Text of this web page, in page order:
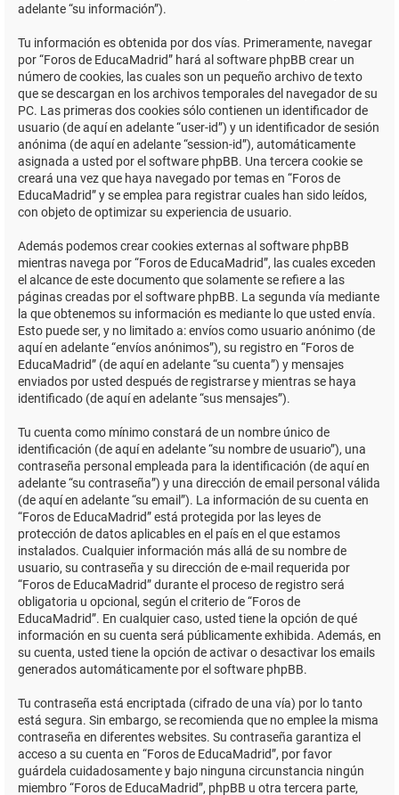
adelante “su información”).
Tu información es obtenida por dos vías. Primeramente, navegar
por “Foros de EducaMadrid” hará al software phpBB crear un
número de cookies, las cuales son un pequeño archivo de texto
que se descargan en los archivos temporales del navegador de su
PC. Las primeras dos cookies sólo contienen un identificador de
usuario (de aquí en adelante “user-id”) y un identificador de sesión
anónima (de aquí en adelante “session-id”), automáticamente
asignada a usted por el software phpBB. Una tercera cookie se
creará una vez que haya navegado por temas en “Foros de
EducaMadrid” y se emplea para registrar cuales han sido leídos,
con objeto de optimizar su experiencia de usuario.
Además podemos crear cookies externas al software phpBB
mientras navega por “Foros de EducaMadrid”, las cuales exceden
el alcance de este documento que solamente se refiere a las
páginas creadas por el software phpBB. La segunda vía mediante
la que obtenemos su información es mediante lo que usted envía.
Esto puede ser, y no limitado a: envíos como usuario anónimo (de
aquí en adelante “envíos anónimos”), su registro en “Foros de
EducaMadrid” (de aquí en adelante “su cuenta”) y mensajes
enviados por usted después de registrarse y mientras se haya
identificado (de aquí en adelante “sus mensajes”).
Tu cuenta como mínimo constará de un nombre único de
identificación (de aquí en adelante “su nombre de usuario”), una
contraseña personal empleada para la identificación (de aquí en
adelante “su contraseña”) y una dirección de email personal válida
(de aquí en adelante “su email”). La información de su cuenta en
“Foros de EducaMadrid” está protegida por las leyes de
protección de datos aplicables en el país en el que estamos
instalados. Cualquier información más allá de su nombre de
usuario, su contraseña y su dirección de e-mail requerida por
“Foros de EducaMadrid” durante el proceso de registro será
obligatoria u opcional, según el criterio de “Foros de
EducaMadrid”. En cualquier caso, usted tiene la opción de qué
información en su cuenta será públicamente exhibida. Además, en
su cuenta, usted tiene la opción de activar o desactivar los emails
generados automáticamente por el software phpBB.
Tu contraseña está encriptada (cifrado de una vía) por lo tanto
está segura. Sin embargo, se recomienda que no emplee la misma
contraseña en diferentes websites. Su contraseña garantiza el
acceso a su cuenta en “Foros de EducaMadrid”, por favor
guárdela cuidadosamente y bajo ninguna circunstancia ningún
miembro “Foros de EducaMadrid”, phpBB u otra tercera parte,